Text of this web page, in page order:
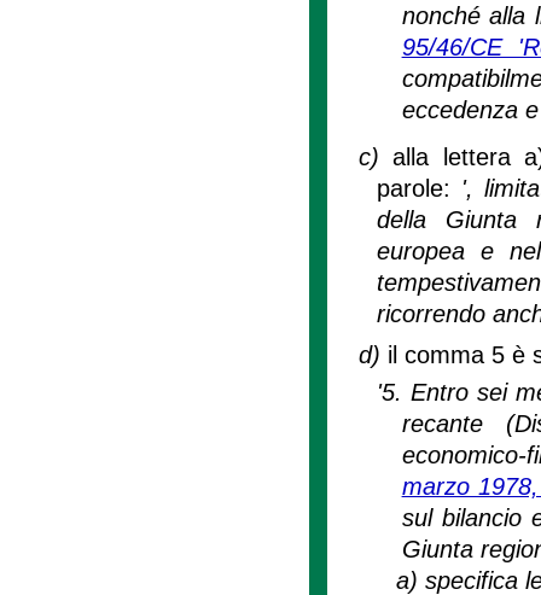
nonché alla
95/46/CE
eccedenza
c)alla lettera
parole: ',
della Giunta
europea e
ricorrendo
d) il comma 5 è
'5. Entro sei
recante
economico-
marzo
sul bilancio
Giunta
a) specifica